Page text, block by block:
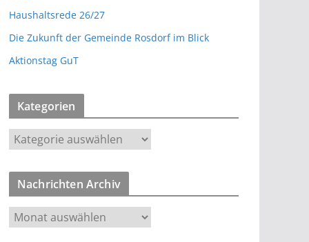
Haushaltsrede 26/27
Die Zukunft der Gemeinde Rosdorf im Blick
Aktionstag GuT
Kategorien
a
t
g
Nachrichten Archiv
N
a